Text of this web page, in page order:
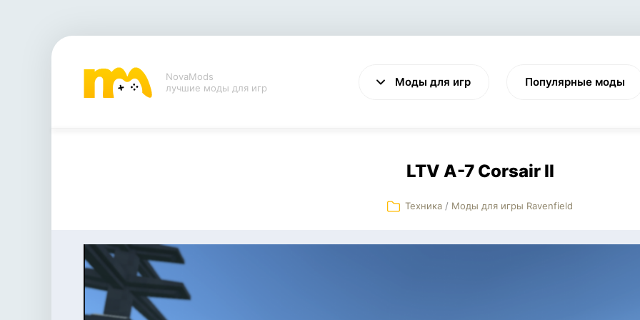
NovaMods
лучшие моды для игр
Моды для игр
VALHEIM CYBERPUNK 2077
Популярные моды
LTV A-7 Corsair II
Техника / Моды для игры Ravenfield